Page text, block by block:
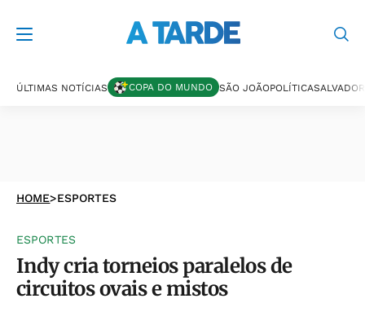
ÚLTIMAS NOTÍCIAS COPA DO MUNDO SÃO JOÃOPOLÍTICASALVADOR
HOME>ESPORTES
ESPORTES
Indy cria torneios paralelos de
circuitos ovais e mistos